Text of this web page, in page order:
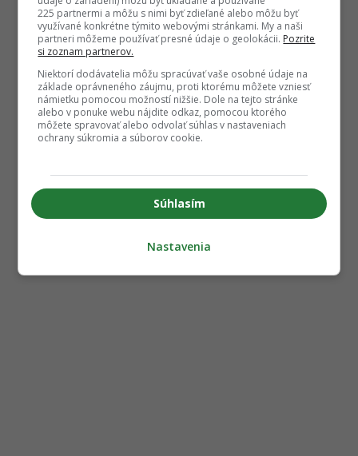
225 partnermi a môžu s nimi byť zdieľané alebo môžu byť
využívané konkrétne týmito webovými stránkami. My a naši
partneri môžeme používať presné údaje o geolokácii. Pozrite
si zoznam partnerov.
Niektorí dodávatelia môžu spracúvať vaše osobné údaje na
základe oprávneného záujmu, proti ktorému môžete vzniesť
námietku pomocou možností nižšie. Dole na tejto stránke
alebo v ponuke webu nájdite odkaz, pomocou ktorého
môžete spravovať alebo odvolať súhlas v nastaveniach
ochrany súkromia a súborov cookie.
Súhlasím
Nastavenia